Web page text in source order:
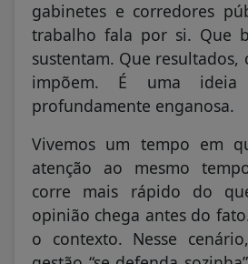
gabinetes e corredores
trabalho fala por si. Que
sustentam. Que resultados,
impõem. É uma ideia
profundamente enganosa.
Vivemos um tempo em
atenção ao mesmo
corre mais rápido do
opinião chega antes do
o contexto. Nesse